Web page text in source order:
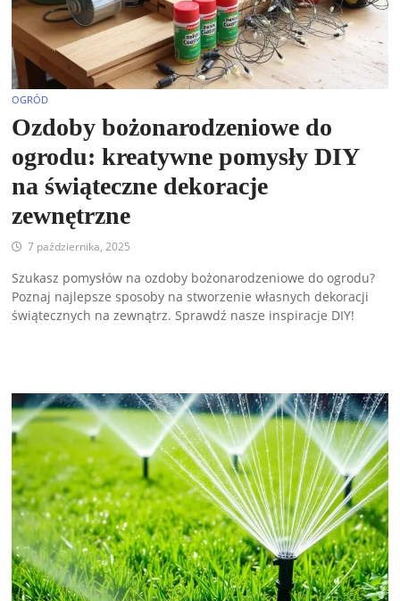
OGRÓD
Ozdoby bożonarodzeniowe do
ogrodu: kreatywne pomysły DIY
na świąteczne dekoracje
zewnętrzne
7 października, 2025
Szukasz pomysłów na ozdoby bożonarodzeniowe do ogrodu?
Poznaj najlepsze sposoby na stworzenie własnych dekoracji
świątecznych na zewnątrz. Sprawdź nasze inspiracje DIY!